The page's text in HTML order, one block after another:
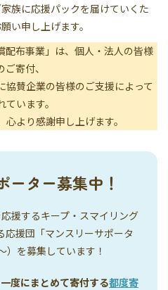
族に応援パックを届けていくた
い申し上げます。
配布事業」は、個人・法人の皆様
寄付、
賛企業の皆様のご支援によって
ています。
より感謝申し上げます。
ーター募集中！
援するキープ・スマイリング
応援団「マンスリーサポータ
）を募集しています！
度にまとめて寄付する都度寄